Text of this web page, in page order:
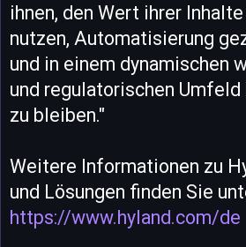
ihnen, den Wert ihrer
nutzen, Automatisierung
und in einem dynamischen
und regulatorischen
zu bleiben."
Weitere Informationen zu
und Lösungen finden Sie
https://www.hyland.com/de